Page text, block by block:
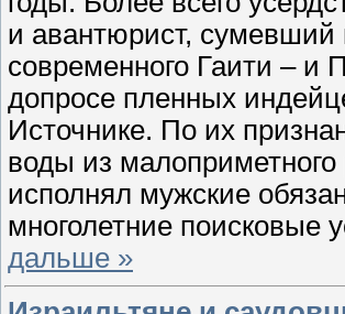
и авантюрист, сумевший
современного Гаити – и
допросе пленных
Источнике. По их
воды из
исполнял мужские
многолетние поисковые
дальше »